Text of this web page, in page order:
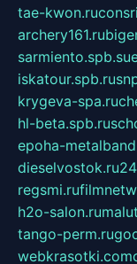
tae-kwon.ru
archery161.ru
sarmiento.spb.su
iskatour.spb.ru
krygeva-spa.ru
hl-beta.spb.ru
epoha-
dieselvostok.ru
regsmi.ru
h2o-salon.ru
tango-perm.ru
webkrasotki.com